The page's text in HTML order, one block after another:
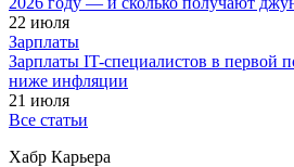
22 июля
Зарплаты
Зарплаты IT-специалистов в первой
ниже инфляции
21 июля
Все статьи
Хабр Карьера